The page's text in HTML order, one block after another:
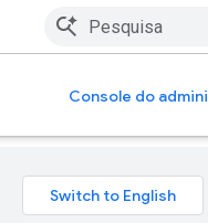
Console do